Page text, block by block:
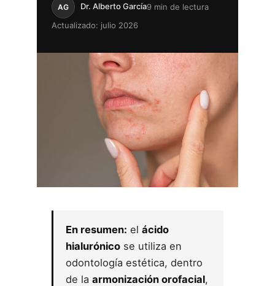
AG Dr. Alberto García9 min de lectura
Actualizado: julio 2026
En resumen: el ácido
hialurónico se utiliza en
odontología estética, dentro
de la armonización orofacial,